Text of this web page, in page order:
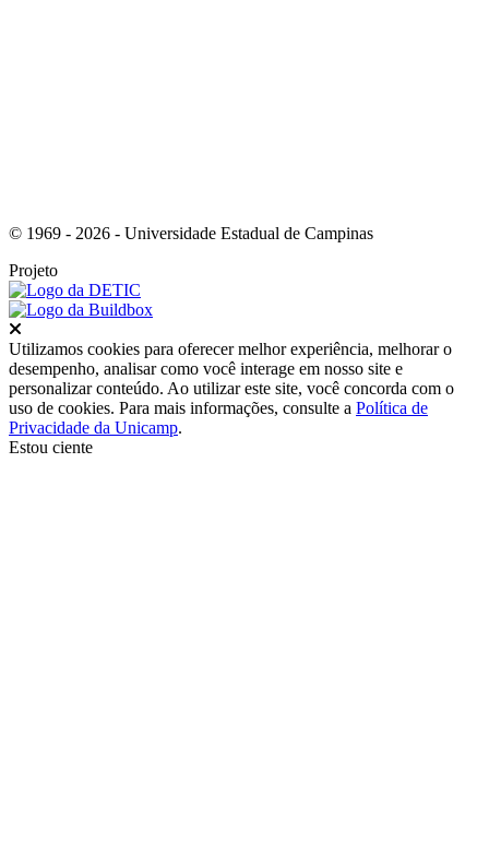
© 1969 - 2026 - Universidade Estadual de Campinas
Projeto
Utilizamos cookies para oferecer melhor experiência, melhorar o
desempenho, analisar como você interage em nosso site e
personalizar conteúdo. Ao utilizar este site, você concorda com o
uso de cookies. Para mais informações, consulte a Política de
Privacidade da Unicamp.
Estou ciente